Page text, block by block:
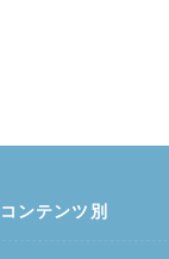
コンテンツ別